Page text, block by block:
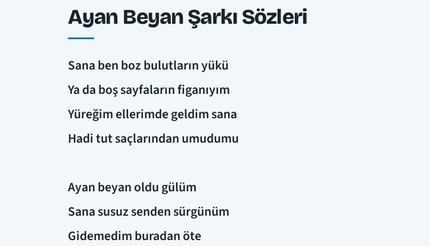
Ayan Beyan Şarkı Sözleri
Sana ben boz bulutların yükü
Ya da boş sayfaların figanıyım
Yüreğim ellerimde geldim sana
Hadi tut saçlarından umudumu
Ayan beyan oldu gülüm
Sana susuz senden sürgünüm
Gidemedim buradan öte